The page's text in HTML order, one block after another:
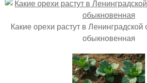
Какие орехи растут в
обыкновенная